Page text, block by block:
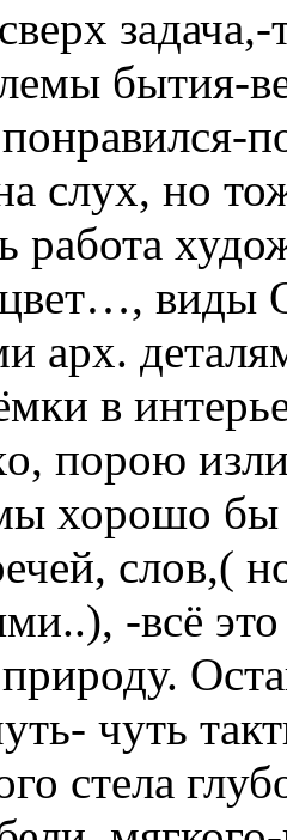
бытия-
слух, но
работа
цвет…, виды
арх.
в
порою
хорошо бы
слов,(
-всё это
чуть
стела